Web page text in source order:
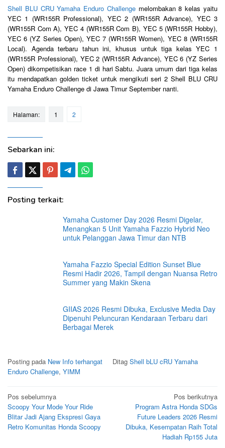
Shell BLU CRU Yamaha Enduro Challengemelombakan 8 kelas yaitu
YEC 1 (WR155R Professional), YEC 2 (WR155R Advance), YEC 3
(WR155R Com A), YEC 4 (WR155R Com B), YEC 5 (WR155R Hobby),
YEC 6 (YZ Series Open), YEC 7 (WR155R Women), YEC 8 (WR155R
Local). Agenda terbaru tahun ini, khusus untuk tiga kelas YEC 1
(WR155R Professional), YEC 2 (WR155R Advance), YEC 6 (YZ Series
Open) dikompetisikan race 1 di hari Sabtu. Juara umum dari tiga kelas
itu mendapatkan golden ticket untuk mengikuti seri 2 Shell BLU CRU
Yamaha Enduro Challenge di Jawa Timur September nanti.
Halaman: 1 2
Sebarkan ini:
Posting terkait:
Yamaha Customer Day 2026 Resmi Digelar,
Menangkan 5 Unit Yamaha Fazzio Hybrid Neo
untuk Pelanggan Jawa Timur dan NTB
Yamaha Fazzio Special Edition Sunset Blue
Resmi Hadir 2026, Tampil dengan Nuansa Retro
Summer yang Makin Skena
GIIAS 2026 Resmi Dibuka, Exclusive Media Day
Dipenuhi Peluncuran Kendaraan Terbaru dari
Berbagai Merek
Posting pada New Info terhangat Ditag Shell bLU cRU Yamaha
Enduro Challenge, YIMM
Navigasi
pos
Pos sebelumnya
Scoopy Your Mode Your Ride
Blitar Jadi Ajang Ekspresi Gaya
Retro Komunitas Honda Scoopy
Pos berikutnya
Program Astra Honda SDGs
Future Leaders 2026 Resmi
Dibuka, Kesempatan Raih Total
Hadiah Rp155 Juta